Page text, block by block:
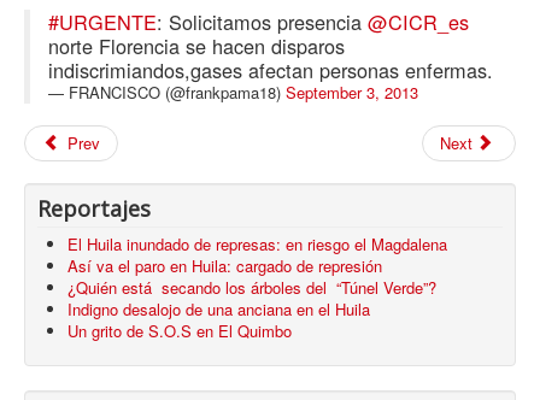
#URGENTE: Solicitamos presencia @CICR_es
norte Florencia se hacen disparos
indiscrimiandos,gases afectan personas enfermas.
— FRANCISCO (@frankpama18) September 3, 2013
Prev Next
Reportajes
El Huila inundado de represas: en riesgo el Magdalena
Así va el paro en Huila: cargado de represión
¿Quién está secando los árboles del “Túnel Verde”?
Indigno desalojo de una anciana en el Huila
Un grito de S.O.S en El Quimbo